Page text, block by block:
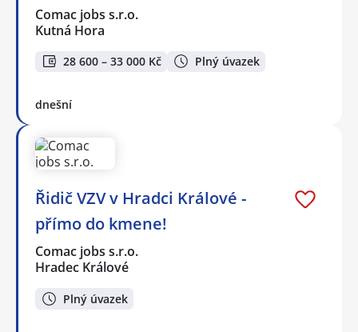
Comac jobs s.r.o.
Kutná Hora
28 600 – 33 000 Kč Plný úvazek
dnešní
Řidič VZV v Hradci Králové -
přímo do kmene!
Comac jobs s.r.o.
Hradec Králové
Plný úvazek